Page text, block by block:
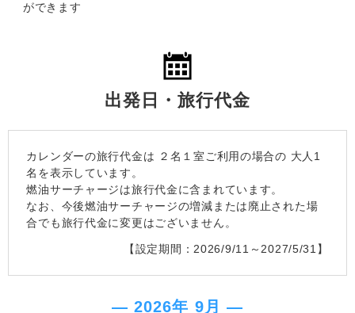
ができます
出発日・旅行代金
カレンダーの旅行代金は ２名１室ご利用の場合の 大人1
名を表示しています。
燃油サーチャージは旅行代金に含まれています。
なお、今後燃油サーチャージの増減または廃止された場
合でも旅行代金に変更はございません。
【設定期間：2026/9/11～2027/5/31】
― 2026年 9月 ―